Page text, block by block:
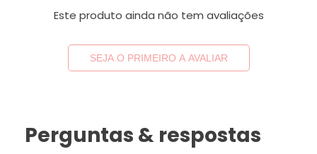
Este produto ainda não tem avaliações
SEJA O PRIMEIRO A AVALIAR
Perguntas & respostas